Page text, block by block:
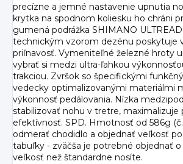
precízne a jemné nastavenie upnutia
krytka na spodnom koliesku ho chráni
gumená podrážka SHIMANO
technickým vzorom dezénu poskytuje
priľnavosť. Vymeniteľné železné hroty
vybrať si medzi ultra-ľahkou
trakciou. Zvršok so špecifickými
vedecky optimalizovanými materiálmi
výkonnosť pedálovania. Nízka
stabilizovať nohu v tretre, maximalizuje
efektívnosť. SPD. Hmotnosť od 586g
odmerať chodidlo a objednať veľkosť
tabuľky - zväčša je potrebné objednať o
veľkosť než štandardne nosíte.